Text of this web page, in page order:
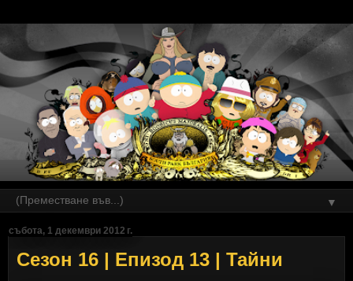
▼
събота, 1 декември 2012 г.
Сезон 16 | Епизод 13 | Тайни